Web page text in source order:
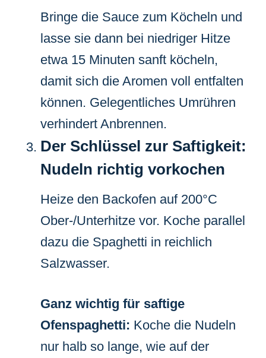
Bringe die Sauce zum Köcheln und
lasse sie dann bei niedriger Hitze
etwa 15 Minuten sanft köcheln,
damit sich die Aromen voll entfalten
können. Gelegentliches Umrühren
verhindert Anbrennen.
Der Schlüssel zur Saftigkeit:
Nudeln richtig vorkochen
Heize den Backofen auf 200°C
Ober-/Unterhitze vor. Koche parallel
dazu die Spaghetti in reichlich
Salzwasser.
Ganz wichtig für saftige
Ofenspaghetti: Koche die Nudeln
nur halb so lange, wie auf der